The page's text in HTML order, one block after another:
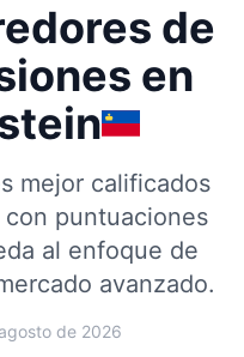
de
en
mejor calificados
con puntuaciones
al enfoque de
avanzado.
de 2026